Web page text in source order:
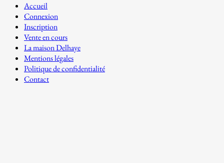
Accueil
Connexion
Inscription
Vente en cours
La maison Delhaye
Mentions légales
Politique de confidentialité
Contact